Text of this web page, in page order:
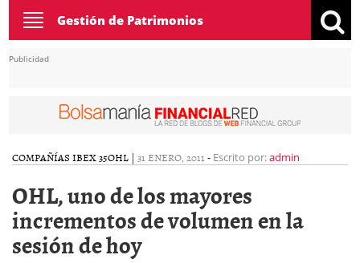
Toggle
navigation
Gestión de Patrimonios
Publicidad
COMPAÑÍAS IBEX 35OHL | 31 ENERO, 2011 - Escrito por:admin
OHL, uno de los mayores
incrementos de volumen en la
sesión de hoy